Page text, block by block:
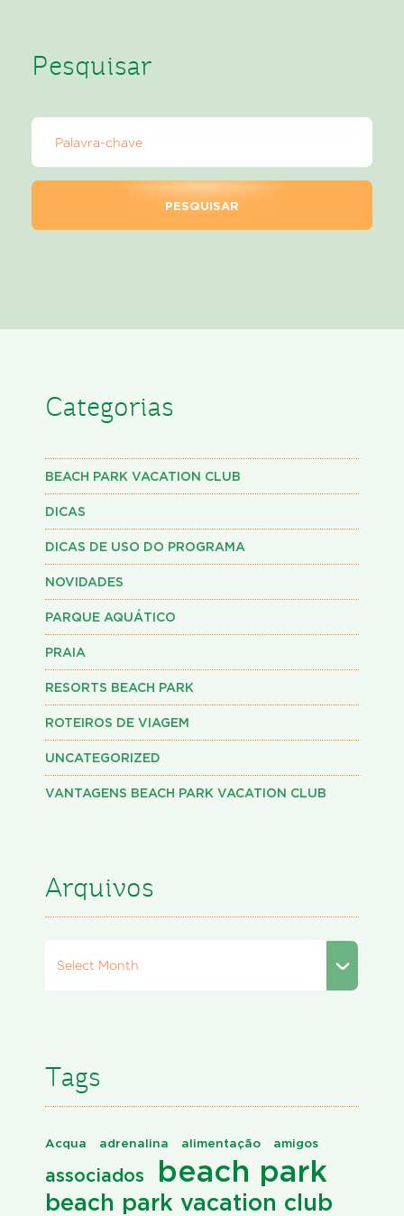
Pesquisar
Categorias
BEACH PARK VACATION CLUB
DICAS
DICAS DE USO DO PROGRAMA
NOVIDADES
PARQUE AQUÁTICO
PRAIA
RESORTS BEACH PARK
ROTEIROS DE VIAGEM
UNCATEGORIZED
VANTAGENS BEACH PARK VACATION CLUB
Arquivos
Select Month
Tags
Acqua adrenalina alimentação amigos
associados beach park
beach park vacation club